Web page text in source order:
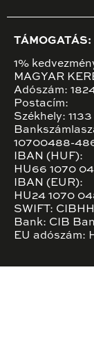
TÁMOGATÁS:
1%
MAGYAR
Adószám:
Postacím:
Székhely:
10700488-
IBAN (HUF):
HU66 1070
IBAN (EUR):
HU24 1070
SWIFT:
Bank: CIB
EU adószám: